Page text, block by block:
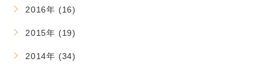
2016年 (16)
2015年 (19)
2014年 (34)